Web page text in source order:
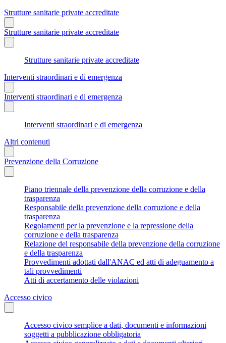
Strutture sanitarie private accreditate
Strutture sanitarie private accreditate
Strutture sanitarie private accreditate
Interventi straordinari e di emergenza
Interventi straordinari e di emergenza
Interventi straordinari e di emergenza
Altri contenuti
Prevenzione della Corruzione
Piano triennale della prevenzione della corruzione e della
trasparenza
Responsabile della prevenzione della corruzione e della
trasparenza
Regolamenti per la prevenzione e la repressione della
corruzione e della trasparenza
Relazione del responsabile della prevenzione della corruzione
e della trasparenza
Provvedimenti adottati dall'ANAC ed atti di adeguamento a
tali provvedimenti
Atti di accertamento delle violazioni
Accesso civico
Accesso civico semplice a dati, documenti e informazioni
soggetti a pubblicazione obbligatoria